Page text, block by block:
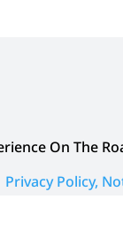
On The
Privacy Policy,